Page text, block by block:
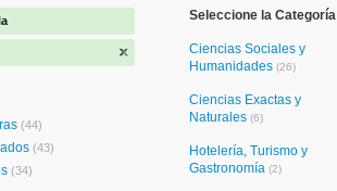
(44)
(43)
(34)
Seleccione la Categoría
Ciencias Sociales y
Humanidades (26)
Ciencias Exactas y
Naturales (6)
Hotelería, Turismo y
Gastronomía (2)